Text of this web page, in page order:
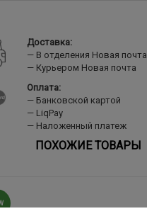
Доставка:
В отделения Новая почта
Курьером Новая почта
Оплата:
Банковской картой
LiqPay
Наложенный платеж
ПОХОЖИЕ ТОВАРЫ